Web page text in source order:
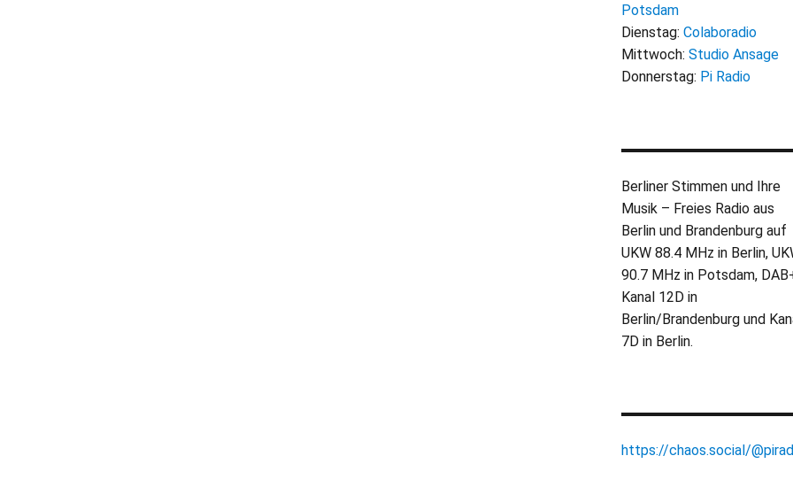
Potsdam
Dienstag: Colaboradio
Mittwoch: Studio Ansage
Donnerstag: Pi Radio
Berliner Stimmen und Ihre
Musik – Freies Radio aus
Berlin und Brandenburg auf
UKW 88.4 MHz in Berlin,
90.7 MHz in Potsdam,
Kanal 12D in
Berlin/Brandenburg und
7D in Berlin.
https://chaos.social/